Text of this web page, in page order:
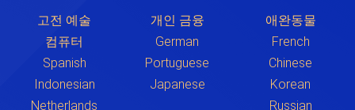
고전 예술 개인 금융
애완동물
컴퓨터
German
French
Spanish
Portuguese
Chinese
Indonesian
Japanese
Korean
Netherlands
Russian